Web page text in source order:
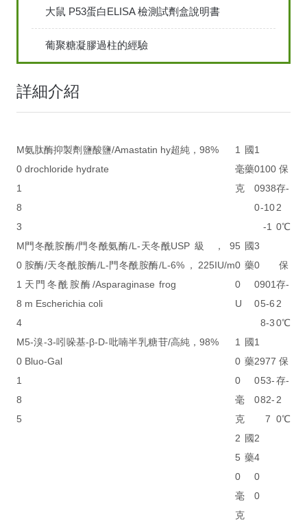
大鼠 P53蛋白ELISA 檢測試劑盒說明書
葡聚糖凝膠過柱的經驗
詳細介紹
M
0
1
8
3
氨肽酶抑製劑鹽酸鹽/Amastatin hy
drochloride hydrate
超純，98%
1
毫
克
國
藥
1
0
0
0
100
938
-10
-1
保
存-
2
0℃
M
0
1
8
4
門冬酰胺酶/門冬酰氨酶/L-天冬酰
胺酶/天冬酰胺酶/L-門冬酰胺酶/L-
天門冬酰胺酶/Asparaginase fro
m Escherichia coli
USP級，9
6%，225IU/m
g
5
0
0
U
國
藥
3
0
0
0
901
5-6
8-3
保
存-
2
0℃
M
0
1
8
5
5-溴-3-吲哚基-β-D-吡喃半乳糖苷/
Bluo-Gal
高純，98%
1
0
0
毫
克
國
藥
1
2
0
0
977
53-
82-
7
保
存-
2
0℃
2
5
0
毫
克
國
藥
2
4
0
0